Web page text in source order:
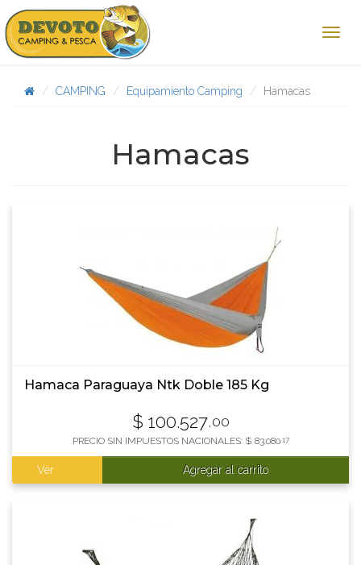
CAMPING Equipamiento Camping Hamacas
Hamacas
Hamaca Paraguaya Ntk Doble 185 Kg
$ 100.527,00
PRECIO SIN IMPUESTOS NACIONALES: $ 83.080,17
Ver Agregar al carrito